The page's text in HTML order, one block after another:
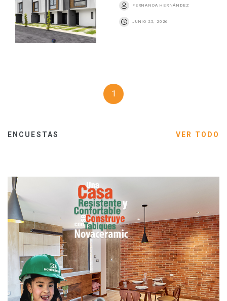
FERNANDA HERNÁNDEZ
JUNIO 25, 2026
1
ENCUESTAS VER TODO